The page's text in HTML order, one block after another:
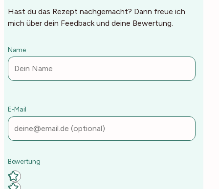
Hast du das Rezept nachgemacht? Dann freue ich
mich über dein Feedback und deine Bewertung.
Deine Rezept-Bewertung
Name
E-Mail